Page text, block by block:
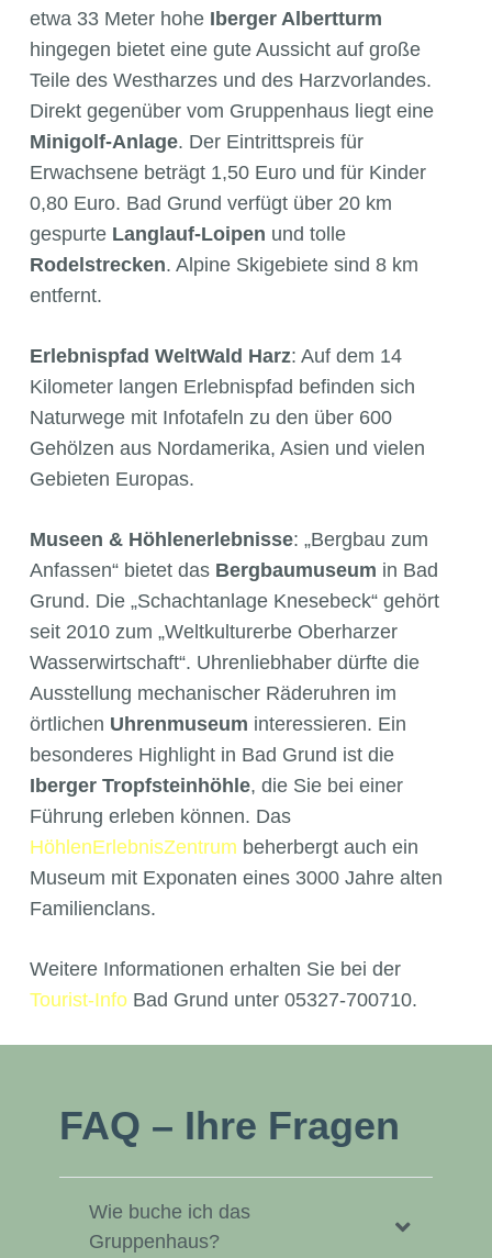
etwa 33 Meter hohe Iberger Albertturm
hingegen bietet eine gute Aussicht auf große
Teile des Westharzes und des Harzvorlandes.
Direkt gegenüber vom Gruppenhaus liegt eine
Minigolf-Anlage. Der Eintrittspreis für
Erwachsene beträgt 1,50 Euro und für Kinder
0,80 Euro. Bad Grund verfügt über 20 km
gespurte Langlauf-Loipen und tolle
Rodelstrecken. Alpine Skigebiete sind 8 km
entfernt.
Erlebnispfad WeltWald Harz: Auf dem 14
Kilometer langen Erlebnispfad befinden sich
Naturwege mit Infotafeln zu den über 600
Gehölzen aus Nordamerika, Asien und vielen
Gebieten Europas.
Museen & Höhlenerlebnisse: „Bergbau zum
Anfassen“ bietet das Bergbaumuseum in Bad
Grund. Die „Schachtanlage Knesebeck“ gehört
seit 2010 zum „Weltkulturerbe Oberharzer
Wasserwirtschaft“. Uhrenliebhaber dürfte die
Ausstellung mechanischer Räderuhren im
örtlichen Uhrenmuseum interessieren. Ein
besonderes Highlight in Bad Grund ist die
Iberger Tropfsteinhöhle, die Sie bei einer
Führung erleben können. Das
HöhlenErlebnisZentrum beherbergt auch ein
Museum mit Exponaten eines 3000 Jahre alten
Familienclans.
Weitere Informationen erhalten Sie bei der
Tourist-Info Bad Grund unter 05327-700710.
FAQ – Ihre Fragen
Wie buche ich das
Gruppenhaus?